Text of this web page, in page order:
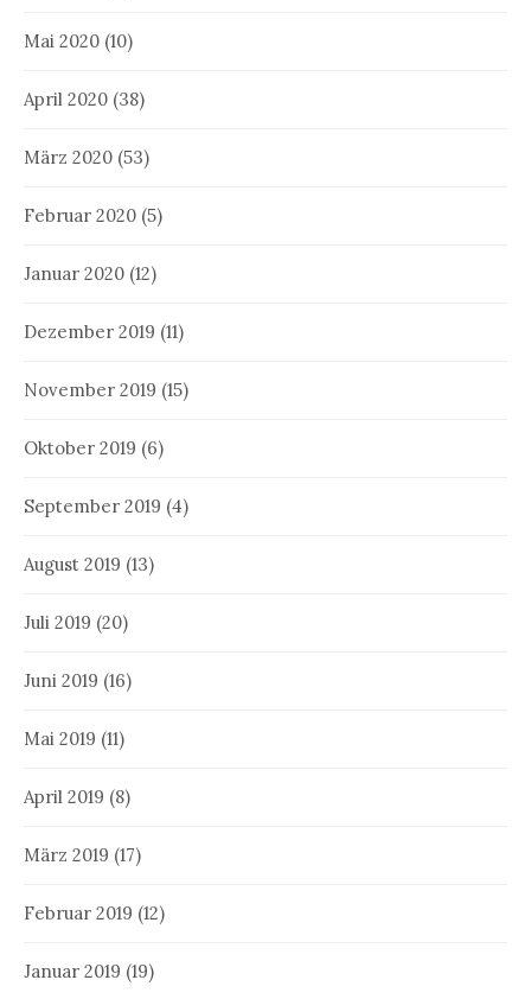
Mai 2020 (10)
April 2020 (38)
März 2020 (53)
Februar 2020 (5)
Januar 2020 (12)
Dezember 2019 (11)
November 2019 (15)
Oktober 2019 (6)
September 2019 (4)
August 2019 (13)
Juli 2019 (20)
Juni 2019 (16)
Mai 2019 (11)
April 2019 (8)
März 2019 (17)
Februar 2019 (12)
Januar 2019 (19)